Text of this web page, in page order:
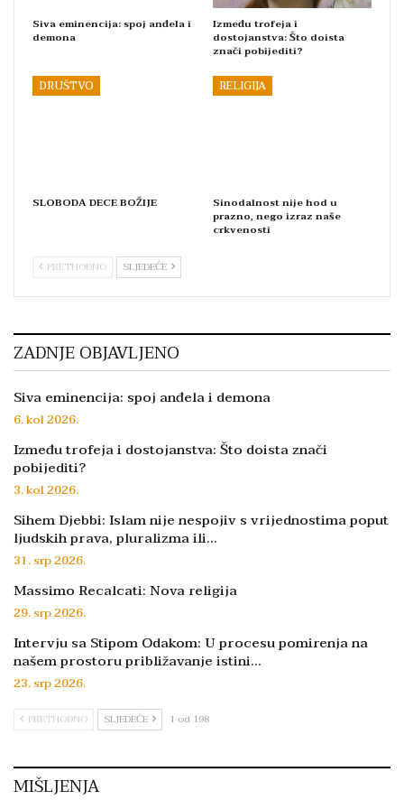
Siva eminencija: spoj anđela i
demona
Između trofeja i
dostojanstva: Što doista
znači pobijediti?
DRUŠTVO
SLOBODA DECE BOŽIJE
RELIGIJA
Sinodalnost nije hod u
prazno, nego izraz naše
crkvenosti
PRETHODNO SLJEDEĆE
ZADNJE OBJAVLJENO
Siva eminencija: spoj anđela i demona
6. kol 2026.
Između trofeja i dostojanstva: Što doista znači
pobijediti?
3. kol 2026.
Sihem Djebbi: Islam nije nespojiv s vrijednostima poput
ljudskih prava, pluralizma ili…
31. srp 2026.
Massimo Recalcati: Nova religija
29. srp 2026.
Intervju sa Stipom Odakom: U procesu pomirenja na
našem prostoru približavanje istini…
23. srp 2026.
PRETHODNO SLJEDEĆE 1 od 198
MIŠLJENJA